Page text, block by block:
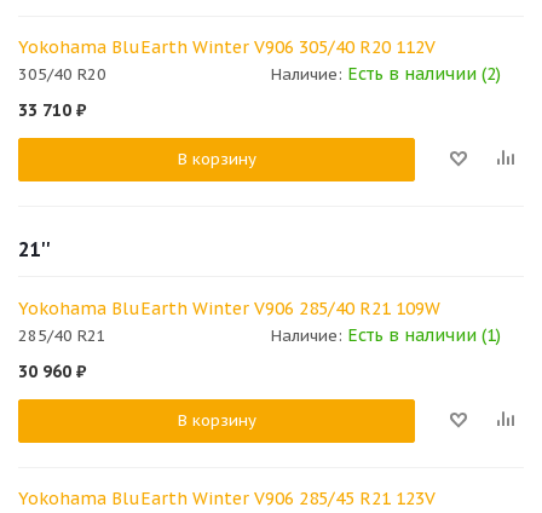
Yokohama BluEarth Winter V906 305/40 R20 112V
305/40 R20 Наличие: Есть в наличии (2)
33 710 ₽
В корзину
21''
Yokohama BluEarth Winter V906 285/40 R21 109W
285/40 R21 Наличие: Есть в наличии (1)
30 960 ₽
В корзину
Yokohama BluEarth Winter V906 285/45 R21 123V